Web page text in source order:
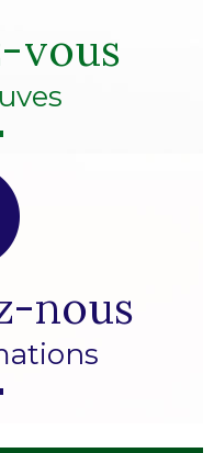
vous
nous